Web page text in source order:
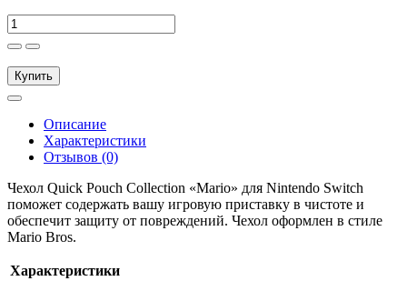
Купить
Описание
Характеристики
Отзывов (0)
Чехол Quick Pouch Collection «Mario» для Nintendo Switch
поможет содержать вашу игровую приставку в чистоте и
обеспечит защиту от повреждений. Чехол оформлен в стиле
Mario Bros.
Характеристики